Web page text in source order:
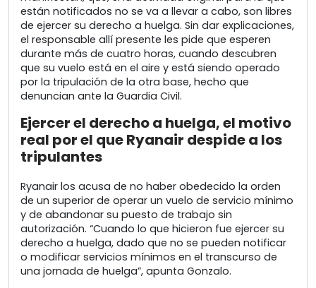
están notificados no se va a llevar a cabo, son libres
de ejercer su derecho a huelga. Sin dar explicaciones,
el responsable allí presente les pide que esperen
durante más de cuatro horas, cuando descubren
que su vuelo está en el aire y está siendo operado
por la tripulación de la otra base, hecho que
denuncian ante la Guardia Civil.
Ejercer el derecho a huelga, el motivo
real por el que Ryanair despide a los
tripulantes
Ryanair los acusa de no haber obedecido la orden
de un superior de operar un vuelo de servicio mínimo
y de abandonar su puesto de trabajo sin
autorización. “Cuando lo que hicieron fue ejercer su
derecho a huelga, dado que no se pueden notificar
o modificar servicios mínimos en el transcurso de
una jornada de huelga”, apunta Gonzalo.